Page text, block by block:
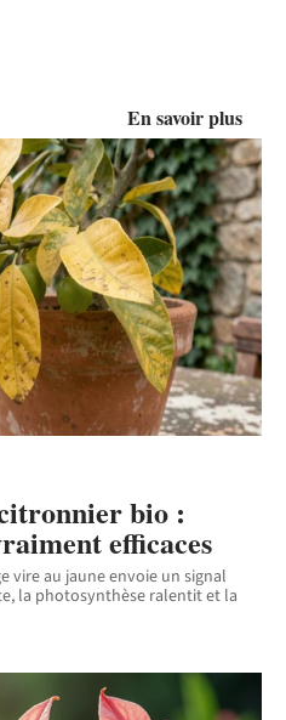
En savoir plus
bio :
efficaces
vire au jaune envoie un signal
la photosynthèse ralentit et la